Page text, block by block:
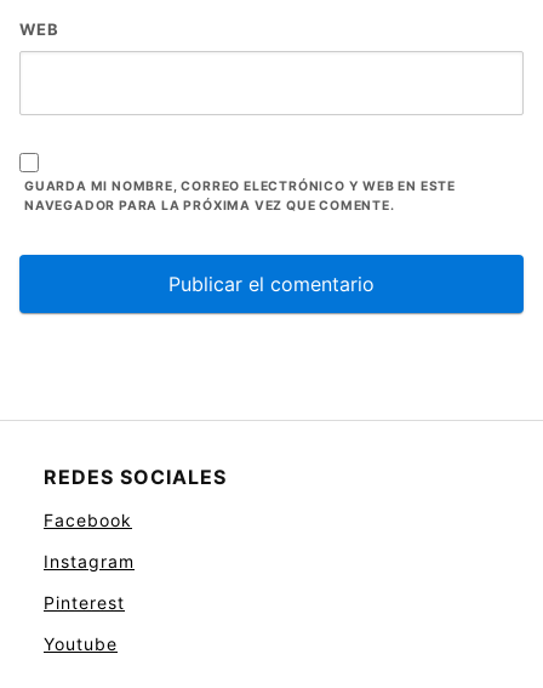
WEB
GUARDA MI NOMBRE, CORREO ELECTRÓNICO Y WEB EN ESTE
NAVEGADOR PARA LA PRÓXIMA VEZ QUE COMENTE.
REDES SOCIALES
Facebook
Instagram
Pinterest
Youtube